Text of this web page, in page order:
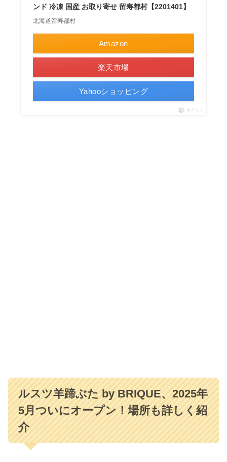
ンド 冷凍 国産 お取り寄せ 留寿都村【2201401】
北海道留寿都村
Amazon
楽天市場
Yahooショッピング
ポチップ
ルスツ羊蹄ぶた by BRIQUE、2025年
5月ついにオープン！場所も詳しく紹
介